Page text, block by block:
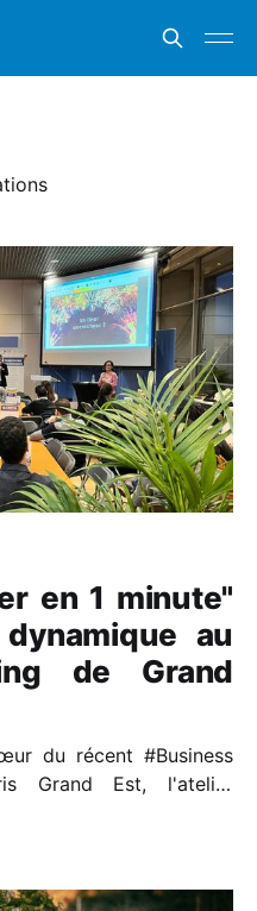
en 1 minute"
au
de Grand
du récent #Business
Grand Est, l'atelier